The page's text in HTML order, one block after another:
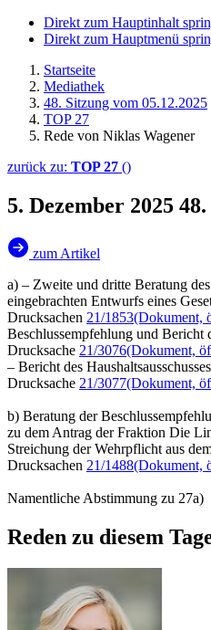
Direkt zum Hauptinhalt
Direkt zum Hauptmenü
Startseite
Mediathek
48. Sitzung vom 05.12.2025
TOP 27
Rede von Niklas Wagener
zurück zu: TOP 27 ()
5. Dezember 2025
zum Artikel
a) – Zweite und dritte Beratung
eingebrachten Entwurfs eines
Drucksachen 21/1853(Dokument,
Beschlussempfehlung und Bericht
Drucksache 21/3076(Dokument,
– Bericht des
Drucksache 21/3077(Dokument,
b) Beratung der
zu dem Antrag der Fraktion Die
Streichung der Wehrpflicht aus
Drucksachen 21/1488(Dokument,
Namentliche Abstimmung zu 27a)
Reden zu diesem